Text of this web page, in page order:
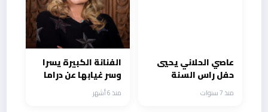
عاصي الحلاني يحيي
حفل راس السنة
بكونكورد السلام
القاهرة
منذ 7 سنوات
الفنانة الكبيرة يسرا
وسر غيابها عن دراما
رمضانمنذ 6 أشهر